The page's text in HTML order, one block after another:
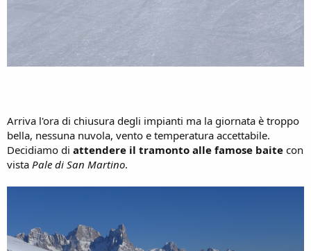
Arriva l'ora di chiusura degli impianti ma la giornata è troppo
bella, nessuna nuvola, vento e temperatura accettabile.
Decidiamo di attendere il tramonto alle famose baite con
vista Pale di San Martino.